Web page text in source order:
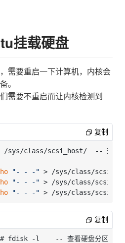
挂载硬盘
需要重启一下计算机，内核会
。
需要不重启而让内核检测到
复制
/sys/class/scsi_host/  -- 查看主
"- - -" > /sys/class/
"- - -" > /sys/class/
"- - -"
复制
fdisk -l    -- 查看硬盘分区信息